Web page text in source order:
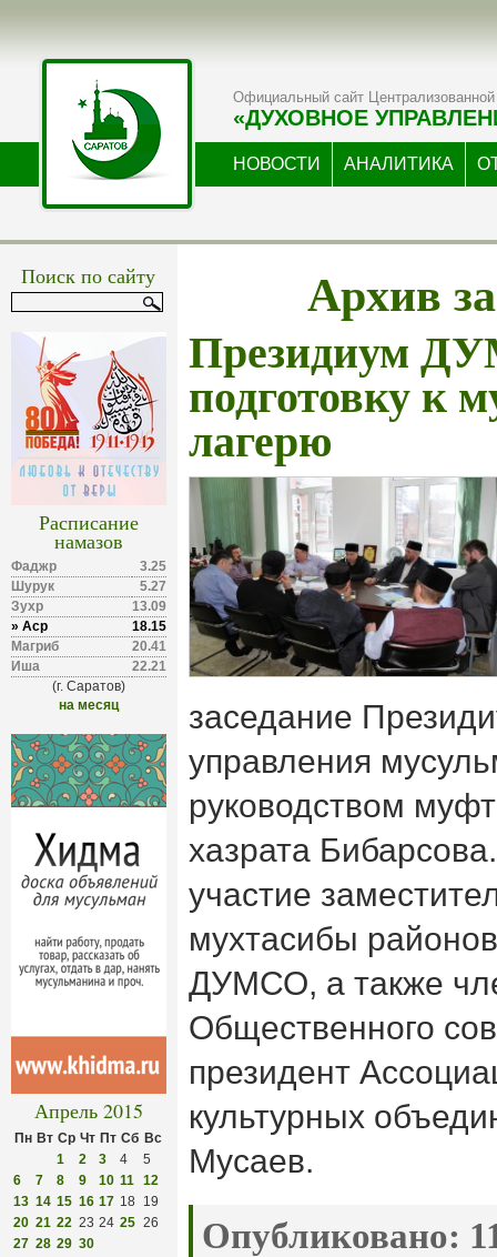
Официальный сайт Централизованной
«ДУХОВНОЕ
НОВОСТИ АНАЛИТИКА
Поиск по сайту
Расписание
намазов
Фаджр
3.25
Шурук
5.27
Зухр
13.09
» Аср
18.15
Магриб
20.41
Иша
22.21
(г. Саратов)
на месяц
Апрель 2015
Пн Вт Ср Чт Пт Сб Вс
1
2 3 4
5
6
7 8 9 10 11
12
13 14 15 16 17 18
19
20 21 22 23 24 25 26
27 28 29 30
Архив
Президиум
подготовку к
лагерю
заседание
управления
руководством
хазрата
участие
мухтасибы
ДУМСО, а также
Общественного
президент
культурных
Мусаев.
Опубликовано: